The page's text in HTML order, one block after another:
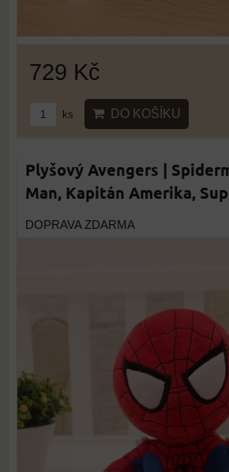
729 Kč
ks DO KOŠÍKU
Plyšový Avengers |
Man, Kapitán Amerika,
DOPRAVA ZDARMA